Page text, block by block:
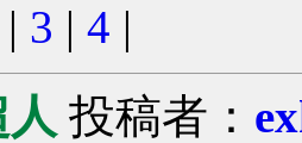
| 3 | 4 |
投稿者：